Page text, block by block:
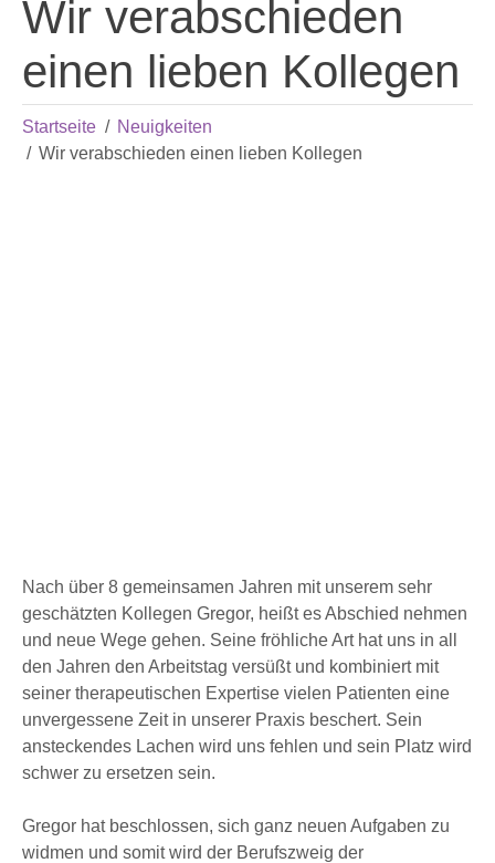
Wir verabschieden
einen lieben Kollegen
Startseite
Neuigkeiten
Wir verabschieden einen lieben Kollegen
Nach über 8 gemeinsamen Jahren mit unserem sehr
geschätzten Kollegen Gregor, heißt es Abschied nehmen
und neue Wege gehen. Seine fröhliche Art hat uns in all
den Jahren den Arbeitstag versüßt und kombiniert mit
seiner therapeutischen Expertise vielen Patienten eine
unvergessene Zeit in unserer Praxis beschert. Sein
ansteckendes Lachen wird uns fehlen und sein Platz wird
schwer zu ersetzen sein.
Gregor hat beschlossen, sich ganz neuen Aufgaben zu
widmen und somit wird der Berufszweig der